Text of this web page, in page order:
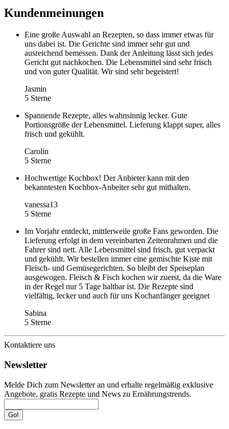
Kundenmeinungen
Eine große Auswahl an Rezepten, so dass immer etwas für
uns dabei ist. Die Gerichte sind immer sehr gut und
ausreichend bemessen. Dank der Anleitung lässt sich jedes
Gericht gut nachkochen. Die Lebensmittel sind sehr frisch
und von guter Qualität. Wir sind sehr begeistert!
Jasmin
5 Sterne
Spannende Rezepte, alles wahnsinnig lecker. Gute
Portionsgröße der Lebensmittel. Lieferung klappt super, alles
frisch und gekühlt.
Carolin
5 Sterne
Hochwertige Kochbox! Der Anbieter kann mit den
bekanntesten Kochbox-Anbeiter sehr gut mithalten.
vanessa13
5 Sterne
Im Vorjahr entdeckt, mittlerweile große Fans geworden. Die
Lieferung erfolgt in dem vereinbarten Zeitenrahmen und die
Fahrer sind nett. Alle Lebensmittel sind frisch, gut verpackt
und gekühlt. Wir bestellen immer eine gemischte Kiste mit
Fleisch- und Gemüsegerichten. So bleibt der Speiseplan
ausgewogen. Fleisch & Fisch kochen wir zuerst, da die Ware
in der Regel nur 5 Tage haltbar ist. Die Rezepte sind
vielfältig, lecker und auch für uns Kochanfänger geeignet
Sabina
5 Sterne
Kontaktiere uns
Newsletter
Melde Dich zum Newsletter an und erhalte regelmäßig exklusive
Angebote, gratis Rezepte und News zu Ernährungstrends.
Go!